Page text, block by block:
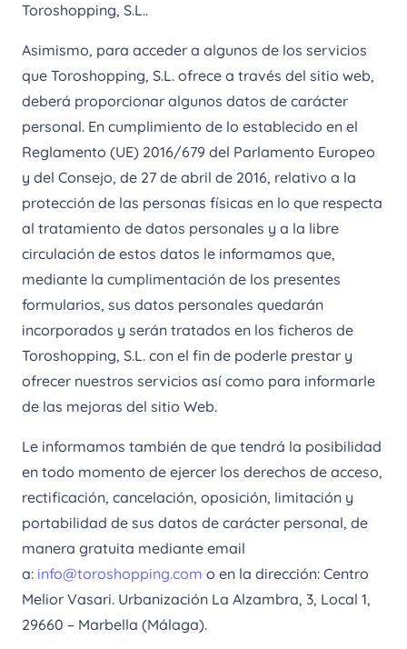
Toroshopping, S.L..
Asimismo, para acceder a algunos de los servicios
que Toroshopping, S.L. ofrece a través del sitio web,
deberá proporcionar algunos datos de carácter
personal. En cumplimiento de lo establecido en el
Reglamento (UE) 2016/679 del Parlamento Europeo
y del Consejo, de 27 de abril de 2016, relativo a la
protección de las personas físicas en lo que respecta
al tratamiento de datos personales y a la libre
circulación de estos datos le informamos que,
mediante la cumplimentación de los presentes
formularios, sus datos personales quedarán
incorporados y serán tratados en los ficheros de
Toroshopping, S.L. con el fin de poderle prestar y
ofrecer nuestros servicios así como para informarle
de las mejoras del sitio Web.
Le informamos también de que tendrá la posibilidad
en todo momento de ejercer los derechos de acceso,
rectificación, cancelación, oposición, limitación y
portabilidad de sus datos de carácter personal, de
manera gratuita mediante email
a: info@toroshopping.com o en la dirección: Centro
Melior Vasari. Urbanización La Alzambra, 3, Local 1,
29660 – Marbella (Málaga).